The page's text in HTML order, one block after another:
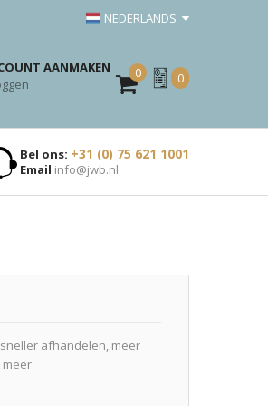
NEDERLANDS
AANMAKEN
0
Mijn
Offerte
0
Bel ons: +31 (0) 75 621 1001
Email info@jwb.nl
afhandelen, meer